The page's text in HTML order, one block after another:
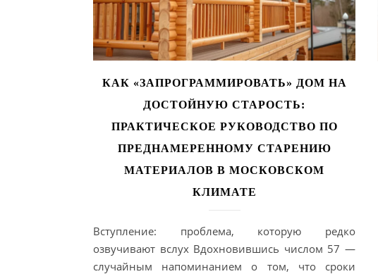
КАК «ЗАПРОГРАММИРОВАТЬ» ДОМ НА
ДОСТОЙНУЮ СТАРОСТЬ:
ПРАКТИЧЕСКОЕ РУКОВОДСТВО ПО
ПРЕДНАМЕРЕННОМУ СТАРЕНИЮ
МАТЕРИАЛОВ В МОСКОВСКОМ
КЛИМАТЕ
Вступление: проблема, которую редко
озвучивают вслух Вдохновившись числом 57 —
случайным напоминанием о том, что сроки